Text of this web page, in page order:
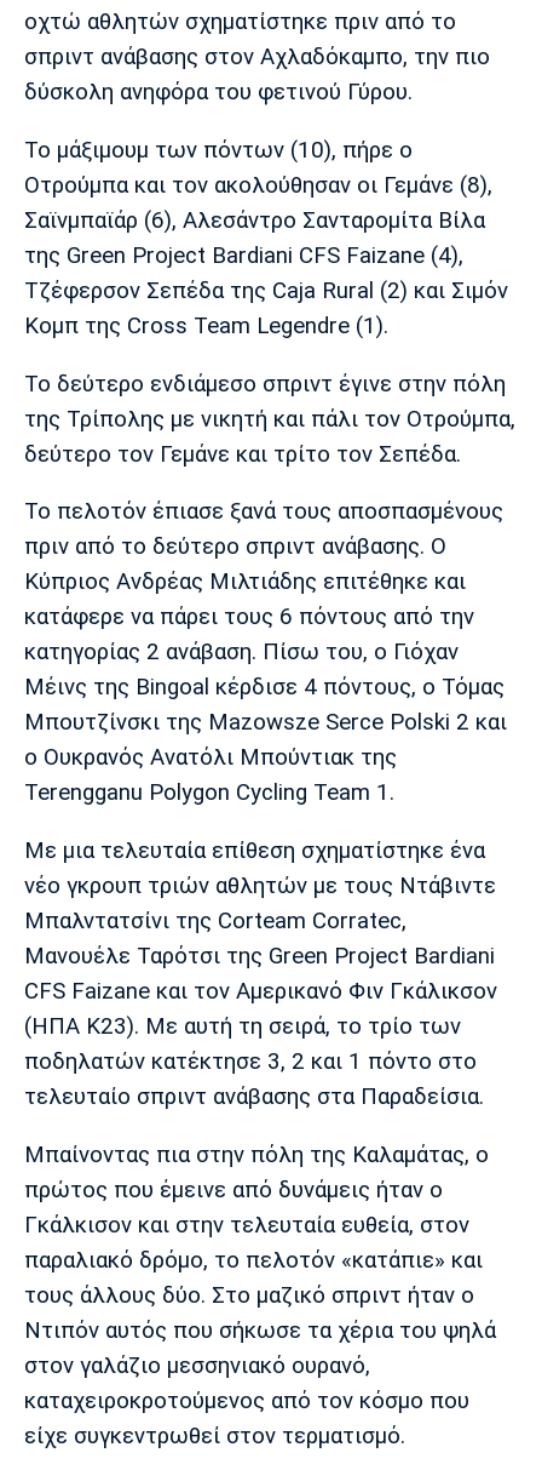
οχτώ αθλητών σχηματίστηκε πριν από το
σπριντ ανάβασης στον Αχλαδόκαμπο, την πιο
δύσκολη ανηφόρα του φετινού Γύρου.
Το μάξιμουμ των πόντων (10), πήρε ο
Οτρούμπα και τον ακολούθησαν οι Γεμάνε (8),
Σαϊνμπαϊάρ (6), Αλεσάντρο Σανταρομίτα Βίλα
της Green Project Bardiani CFS Faizane (4),
Τζέφερσον Σεπέδα της Caja Rural (2) και Σιμόν
Κομπ της Cross Team Legendre (1).
Το δεύτερο ενδιάμεσο σπριντ έγινε στην πόλη
της Τρίπολης με νικητή και πάλι τον Οτρούμπα,
δεύτερο τον Γεμάνε και τρίτο τον Σεπέδα.
Το πελοτόν έπιασε ξανά τους αποσπασμένους
πριν από το δεύτερο σπριντ ανάβασης. Ο
Κύπριος Ανδρέας Μιλτιάδης επιτέθηκε και
κατάφερε να πάρει τους 6 πόντους από την
κατηγορίας 2 ανάβαση. Πίσω του, ο Γιόχαν
Μέινς της Bingoal κέρδισε 4 πόντους, ο Τόμας
Μπουτζίνσκι της Mazowsze Serce Polski 2 και
ο Ουκρανός Ανατόλι Μπούντιακ της
Terengganu Polygon Cycling Team 1.
Με μια τελευταία επίθεση σχηματίστηκε ένα
νέο γκρουπ τριών αθλητών με τους Ντάβιντε
Μπαλντατσίνι της Corteam Corratec,
Μανουέλε Ταρότσι της Green Project Bardiani
CFS Faizane και τον Αμερικανό Φιν Γκάλικσον
(ΗΠΑ Κ23). Με αυτή τη σειρά, το τρίο των
ποδηλατών κατέκτησε 3, 2 και 1 πόντο στο
τελευταίο σπριντ ανάβασης στα Παραδείσια.
Μπαίνοντας πια στην πόλη της Καλαμάτας, ο
πρώτος που έμεινε από δυνάμεις ήταν ο
Γκάλκισον και στην τελευταία ευθεία, στον
παραλιακό δρόμο, το πελοτόν «κατάπιε» και
τους άλλους δύο. Στο μαζικό σπριντ ήταν ο
Ντιπόν αυτός που σήκωσε τα χέρια του ψηλά
στον γαλάζιο μεσσηνιακό ουρανό,
καταχειροκροτούμενος από τον κόσμο που
είχε συγκεντρωθεί στον τερματισμό.